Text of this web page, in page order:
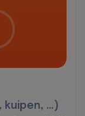
kuipen, …)